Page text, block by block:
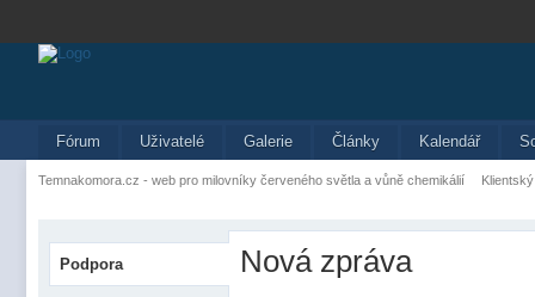
Fórum Uživatelé Galerie Články Kalendář
Temnakomora.cz - web pro milovníky červeného světla a vůně chemikálií
Podpora Nová zpráva